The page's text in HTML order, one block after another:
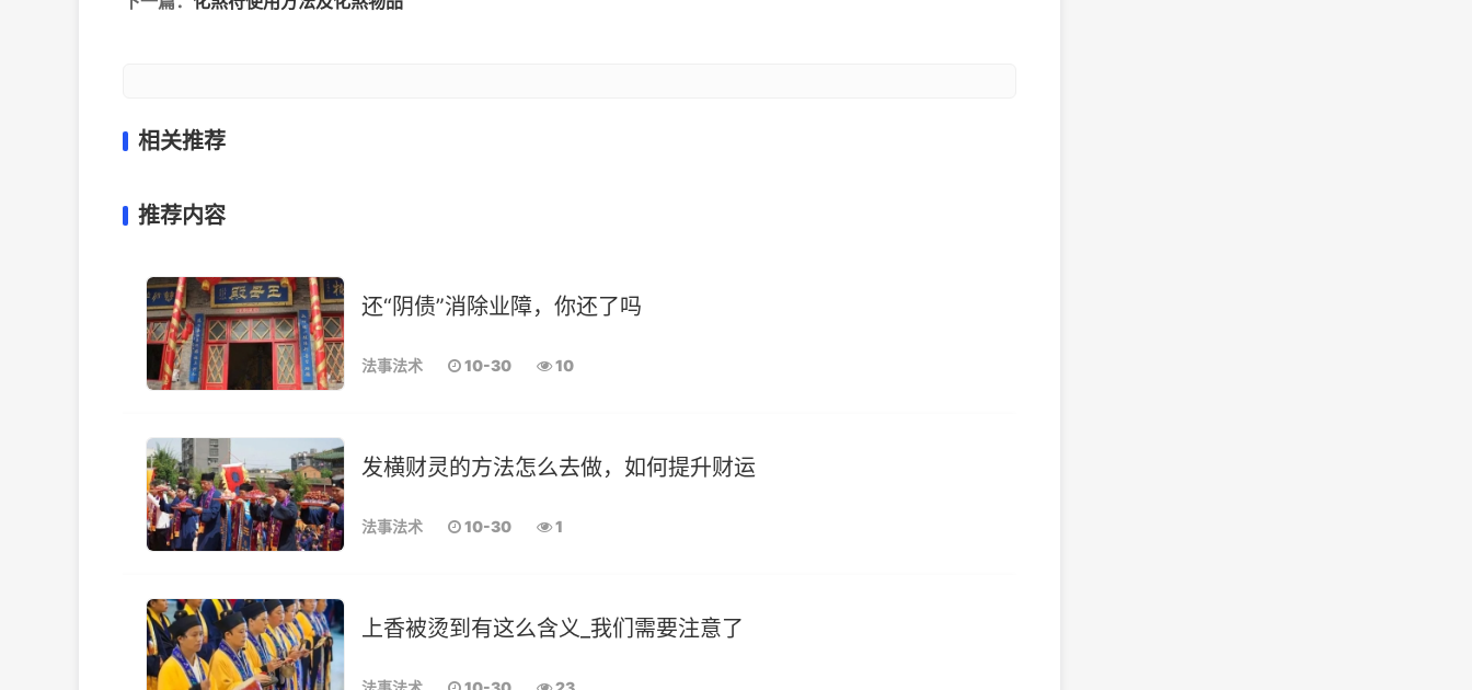
相关推荐
推荐内容
还“阴债”消除业障，你还了吗
法事法术 10-30 10
发横财灵的方法怎么去做，如何提升财运
法事法术 10-30 1
上香被烫到有这么含义_我们需要注意了